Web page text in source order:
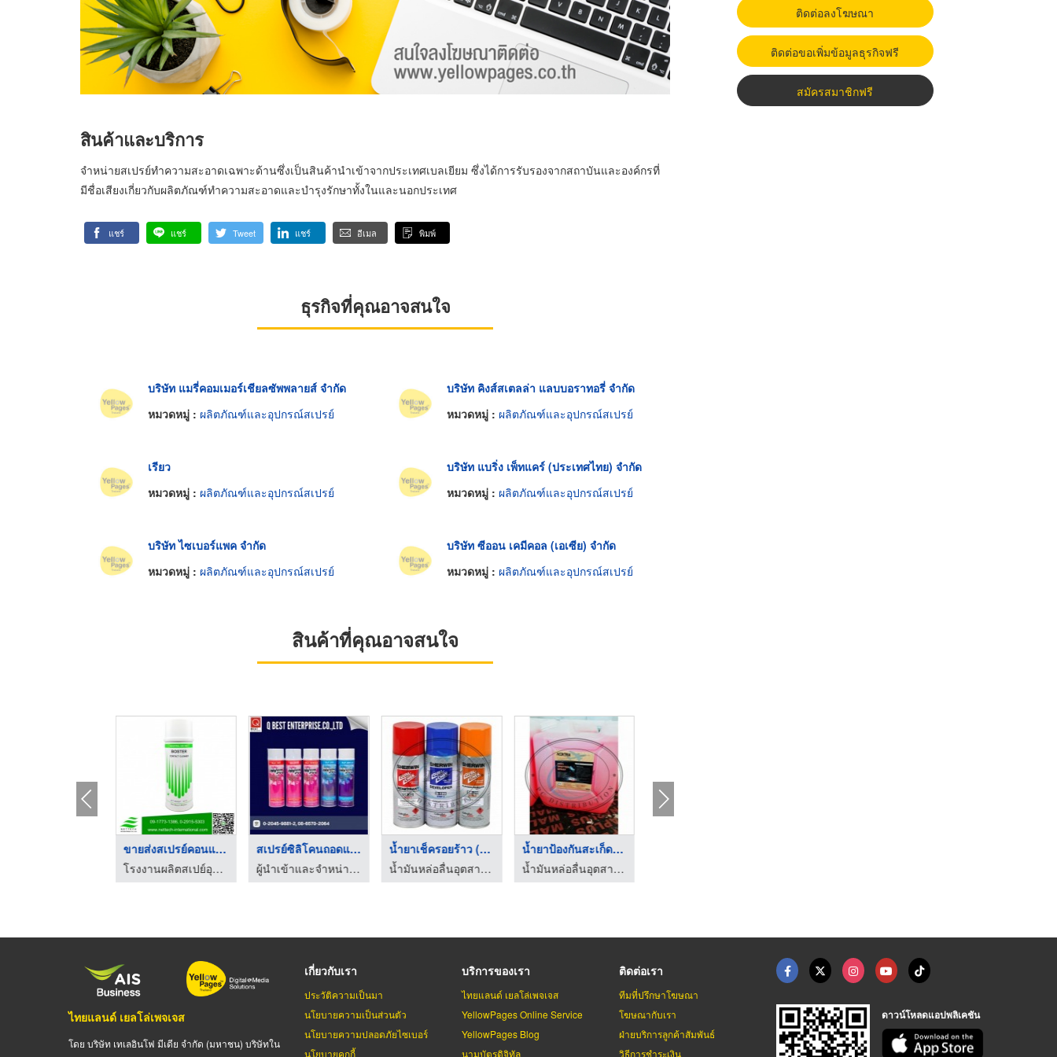
สินค้าและบริการ
จำหน่ายสเปรย์ทำความสะอาดเฉพาะด้านซึ่งเป็นสินค้านำเข้าจากประเทศเบลเยียม ซึ่งได้การรับรองจากสถาบันและองค์กรที่
มีชื่อเสียงเกี่ยวกับผลิตภัณฑ์ทำความสะอาดและบำรุงรักษาทั้งในและนอกประเทศ
แชร์ แชร์ Tweet แชร์ อีเมล พิมพ์
ธุรกิจที่คุณอาจสนใจ
บริษัท แมรี่คอมเมอร์เชียลซัพพลายส์ จำกัด
หมวดหมู่ : ผลิตภัณฑ์และอุปกรณ์สเปรย์
บริษัท คิงส์สเตลล่า แลบบอราทอรี่ จำกัด
หมวดหมู่ : ผลิตภัณฑ์และอุปกรณ์สเปรย์
เรียว
หมวดหมู่ : ผลิตภัณฑ์และอุปกรณ์สเปรย์
บริษัท แบริ่ง เพ็ทแคร์ (ประเทศไทย) จำกัด
หมวดหมู่ : ผลิตภัณฑ์และอุปกรณ์สเปรย์
บริษัท ไซเบอร์แพค จำกัด
หมวดหมู่ : ผลิตภัณฑ์และอุปกรณ์สเปรย์
บริษัท ซีออน เคมีคอล (เอเซีย) จำกัด
หมวดหมู่ : ผลิตภัณฑ์และอุปกรณ์สเปรย์
สินค้าที่คุณอาจสนใจ
ขายส่งสเปรย์คอนแทคคล ...
โรงงานผลิตสเปย์อุตสาหกรรม boster เน็ทเท็ค
สเปรย์ซิลิโคนถอดแบบ ...
ผู้นำเข้าและจำหน่าย เคมีอุตสาหกรรม คิวเบสท์ เอ็นเตอร์ไพร์ส
น้ำยาเช็ครอยร้าว (ND ...
น้ำมันหล่อลื่นอุตสาหกรรม - พีซี ดิสทริบิวชั่น
น้ำยาป้องกันสะเก็ดเช ...
น้ำมันหล่อลื่นอุตสาหกรรม - พีซี ดิสทริบิวชั่น
ติดต่อลงโฆษณา
ติดต่อขอเพิ่มข้อมูลธุรกิจฟรี
สมัครสมาชิกฟรี
ไทยแลนด์ เยลโล่เพจเจส
โดย บริษัท เทเลอินโฟ มีเดีย จำกัด (มหาชน) บริษัทใน
เกี่ยวกับเรา
ประวัติความเป็นมา
นโยบายความเป็นส่วนตัว
นโยบายความปลอดภัยไซเบอร์
นโยบายคุกกี้
บริการของเรา
ไทยแลนด์ เยลโล่เพจเจส
YellowPages Online Service
YellowPages Blog
นามบัตรดิจิทัล
ติดต่อเรา
ทีมที่ปรึกษาโฆษณา
โฆษณากับเรา
ฝ่ายบริการลูกค้าสัมพันธ์
วิธีการชำระเงิน
ดาวน์โหลดแอปพลิเคชัน